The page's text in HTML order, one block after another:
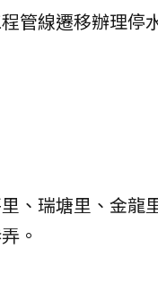
管線遷移辦理停
、瑞塘里、金龍
。